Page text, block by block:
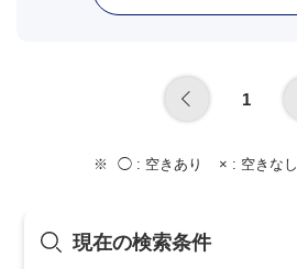
1
◯ : 空きあり × : 空きなし
現在の検索条件